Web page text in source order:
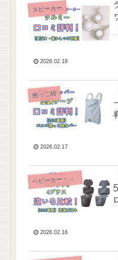
スピーカー
2026.02.18
抱っこ紐
2026.02.17
ベ ビーカー・三輪車・チャイルドシート
2026.02.16